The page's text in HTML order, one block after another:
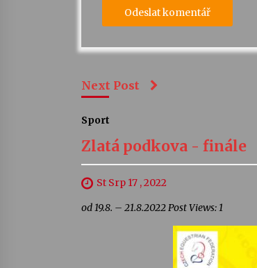
Next Post
Sport
Zlatá podkova - finále
St Srp 17 , 2022
od 19.8. – 21.8.2022 Post Views: 1